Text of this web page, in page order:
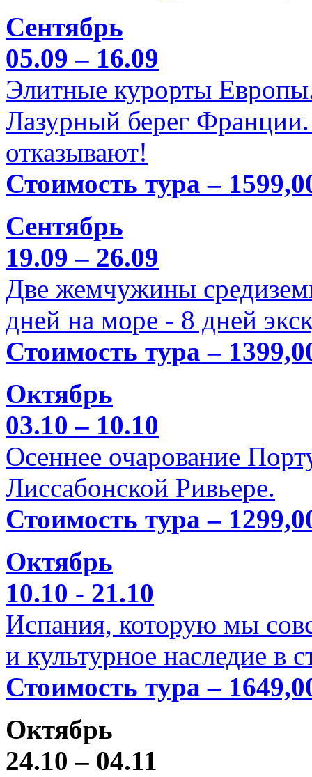
Сентябрь
05.09 – 16.09
Элитные курорты
Лазурный берег
отказывают!
Стоимость тура –
Сентябрь
19.09 – 26.09
Две жемчужины
дней на море - 8 дней
Стоимость тура –
Октябрь
03.10 – 10.10
Осеннее очарование
Лиссабонской Ривьере.
Стоимость тура –
Октябрь
10.10 - 21.10
Испания, которую мы
и культурное наследие в
Стоимость тура –
Октябрь
24.10 – 04.11